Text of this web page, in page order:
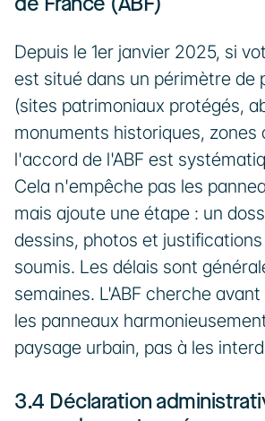
Depuis le 1er janvier 2025, si
est situé dans un périmètre de
(sites patrimoniaux protégés,
monuments historiques, zones
l'accord de l'ABF est
Cela n'empêche pas les
mais ajoute une étape : un
dessins, photos et
soumis. Les délais sont
semaines. L'ABF cherche
les panneaux
paysage urbain, pas à les
3.4 Déclaration